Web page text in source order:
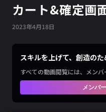
カート&確定画
2023年4月18日
スキルを上げて、創造の
すべての動画閲覧には、メン
メンバ